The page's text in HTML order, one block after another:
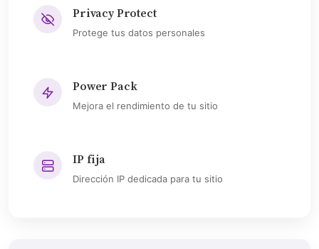
Privacy Protect
Protege tus datos personales
Power Pack
Mejora el rendimiento de tu sitio
IP fija
Dirección IP dedicada para tu sitio